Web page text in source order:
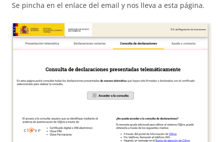
Se pincha en el enlace del email y nos lleva a esta página.